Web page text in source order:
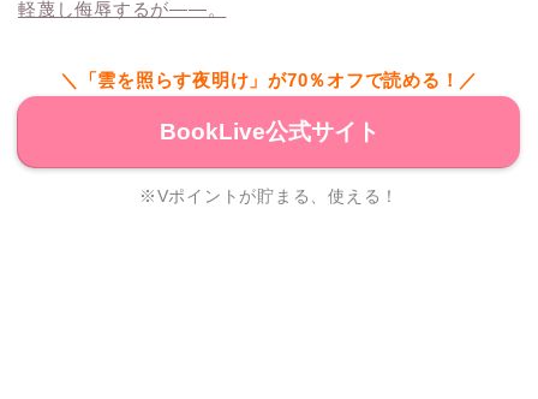
軽蔑し侮辱するが――。
＼「雲を照らす夜明け」が70％オフで読める！／
BookLive公式サイト
※Vポイントが貯まる、使える！